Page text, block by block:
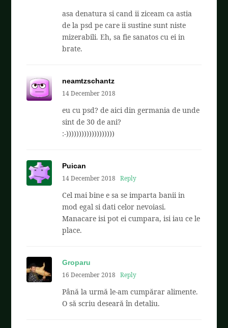
asa denatura si cand ii ziceam ca astia
de la psd pe care ii sustine sunt niste
mizerabili. Eh, sa fie sanatos cu ei in
brate.
neamtzschantz
14 December 2018
eu cu psd? de aici din germania de unde
sint de 30 de ani?
:-)))))))))))))))))))
Puican
14 December 2018
Reply
Cel mai bine e sa se imparta banii in
mod egal si dati celor nevoiasi.
Manacare isi pot ei cumpara, isi iau ce le
place.
Groparu
16 December 2018
Reply
Până la urmă le-am cumpărar alimente.
O să scriu deseară în detaliu.